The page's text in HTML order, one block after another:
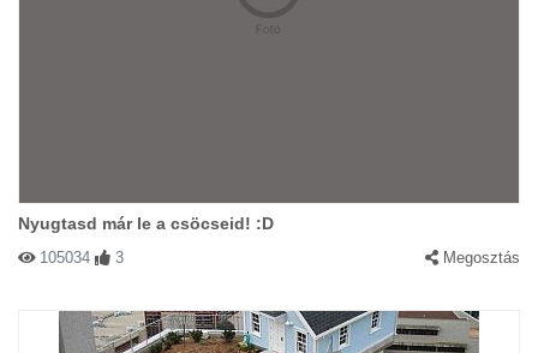
Nyugtasd már le a csöcseid! :D
105034 3 Megosztás